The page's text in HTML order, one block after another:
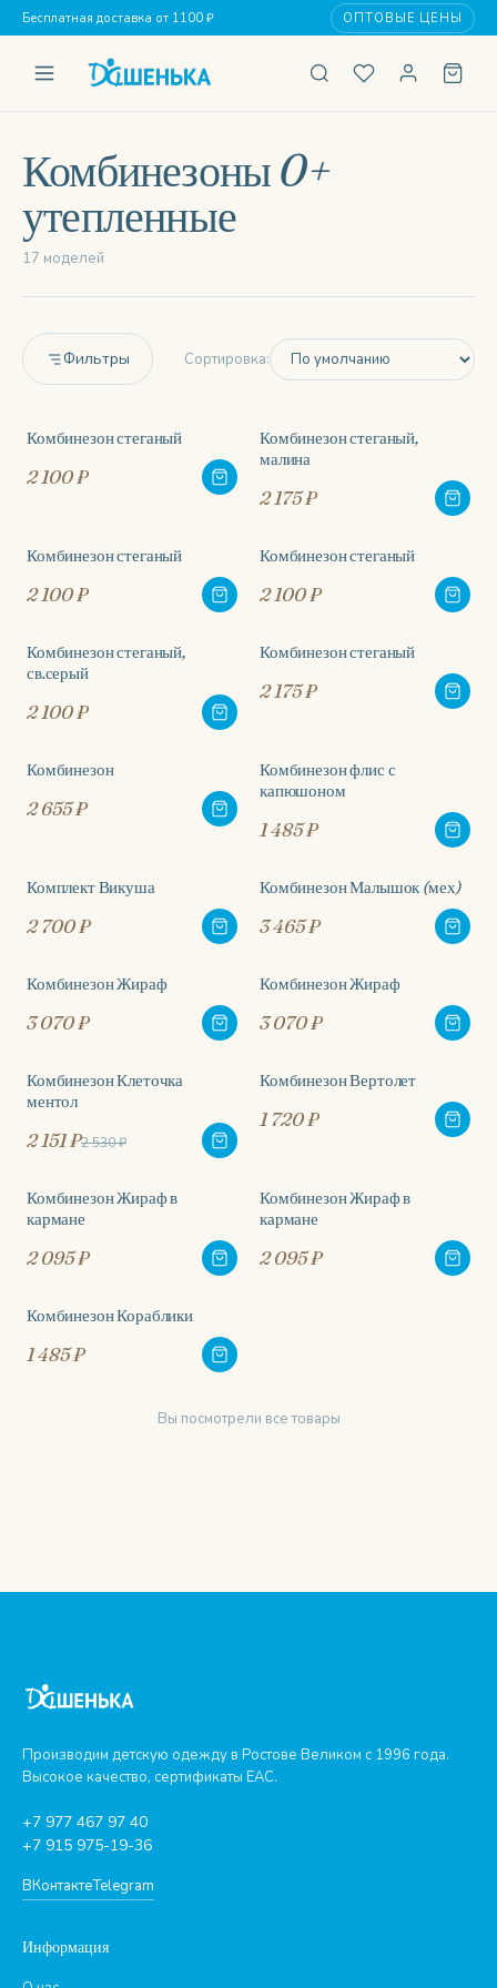
Бесплатная доставка от 1100 ₽ ОПТОВЫЕ ЦЕНЫ
Комбинезоны 0+
утепленные
17 моделей
Фильтры Сортировка:
Комбинезон стеганый
2 100 ₽
Комбинезон стеганый,
малина
2 175 ₽
Комбинезон стеганый
2 100 ₽
Комбинезон стеганый
2 100 ₽
Комбинезон стеганый,
св.серый
2 100 ₽
Комбинезон стеганый
2 175 ₽
Комбинезон
2 655 ₽
Комбинезон флис с
капюшоном
1 485 ₽
Комплект Викуша
2 700 ₽
Комбинезон Малышок (мех)
3 465 ₽
Комбинезон Жираф
3 070 ₽
Комбинезон Жираф
3 070 ₽
-15%
Комбинезон Клеточка
ментол
2 151 ₽2 530 ₽
Комбинезон Вертолет
1 720 ₽
Комбинезон Жираф в
кармане
2 095 ₽
Комбинезон Жираф в
кармане
2 095 ₽
Комбинезон Кораблики
1 485 ₽
Вы посмотрели все товары
Производим детскую одежду в Ростове Великом с 1996 года.
Высокое качество, сертификаты ЕАС.
+7 977 467 97 40
+7 915 975-19-36
ВКонтактеTelegram
Информация